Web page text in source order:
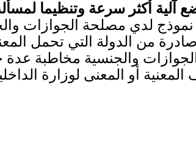
آلية أكثر سرعة وتنظيما
لدي مصلحة الجوازات
من الدولة التي تحمل
والجنسية مخاطبة عدة
أو المعنى لوزارة